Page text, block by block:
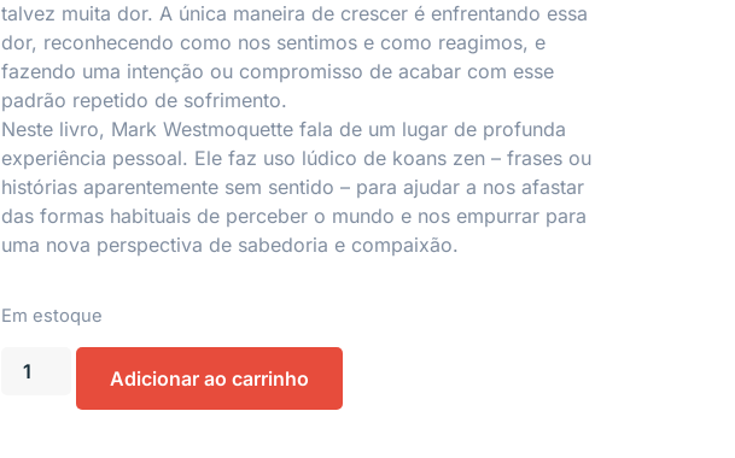
talvez muita dor. A única maneira de crescer é enfrentando essa
dor, reconhecendo como nos sentimos e como reagimos, e
fazendo uma intenção ou compromisso de acabar com esse
padrão repetido de sofrimento.
Neste livro, Mark Westmoquette fala de um lugar de profunda
experiência pessoal. Ele faz uso lúdico de koans zen – frases ou
histórias aparentemente sem sentido – para ajudar a nos afastar
das formas habituais de perceber o mundo e nos empurrar para
uma nova perspectiva de sabedoria e compaixão.
Em estoque
Adicionar ao carrinho